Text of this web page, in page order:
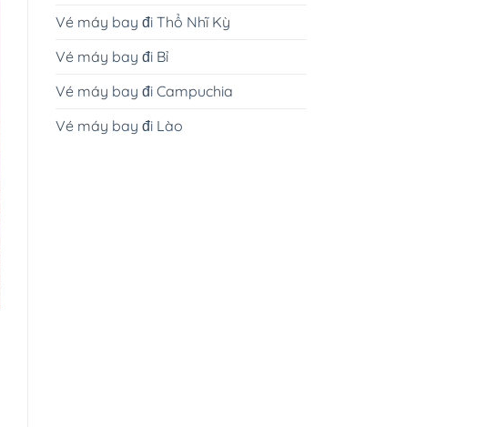
Vé máy bay đi Thổ Nhĩ Kỳ
Vé máy bay đi Bỉ
Vé máy bay đi Campuchia
Vé máy bay đi Lào